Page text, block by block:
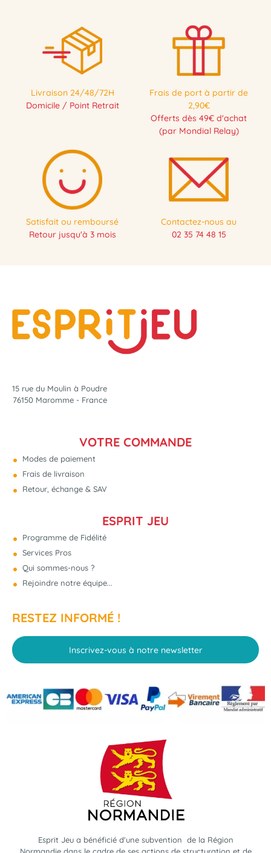
Livraison 24/48/72H
Domicile / Point Retrait
Frais de port à partir de
2,90€
Offerts dès 49€ d'achat
(par Mondial Relay)
Satisfait ou remboursé
Retour jusqu'à 3 mois
Contactez-nous au
02 35 74 48 15
15 rue du Moulin à Poudre
76150 Maromme - France
VOTRE COMMANDE
Modes de paiement
Frais de livraison
Retour, échange & SAV
ESPRIT JEU
Programme de Fidélité
Services Pros
Qui sommes-nous ?
Rejoindre notre équipe...
RESTEZ INFORMÉ !
Inscrivez-vous à notre newsletter
Esprit Jeu a bénéficié d'une subvention de la Région
Normandie dans le cadre de ses actions de structuration et de